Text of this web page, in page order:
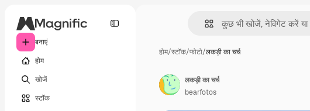
बनाएं
होम
खोजें
स्टॉक
होम/स्टॉक/फोटो/लकड़ी का चर्च
लकड़ी का चर्च
bearfotos